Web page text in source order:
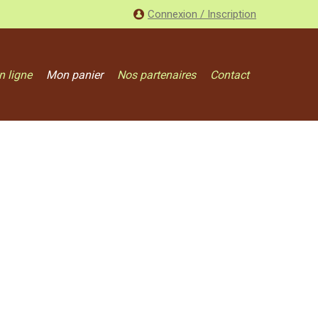
Connexion / Inscription
ligne Mon panier Nos partenaires Contact